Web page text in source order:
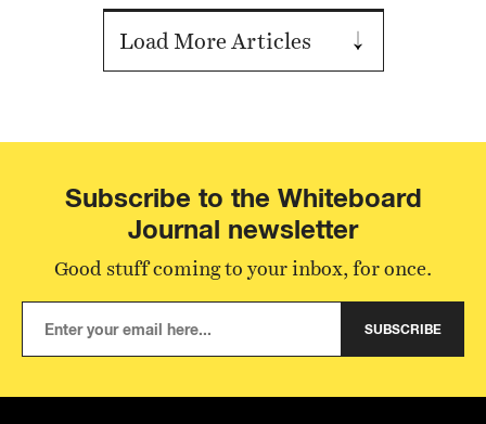
Load More Articles
Subscribe to the Whiteboard
Journal newsletter
Good stuff coming to your inbox, for once.
SUBSCRIBE